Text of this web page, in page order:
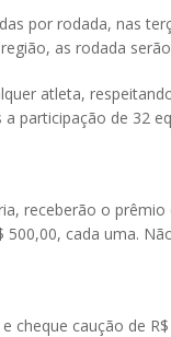
por rodada, nas
as rodada
atleta,
participação de 32
receberão o
cada uma.
cheque caução de